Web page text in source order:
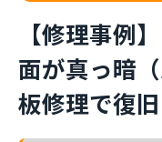
【修理事例
面が真っ暗
板修理で復旧